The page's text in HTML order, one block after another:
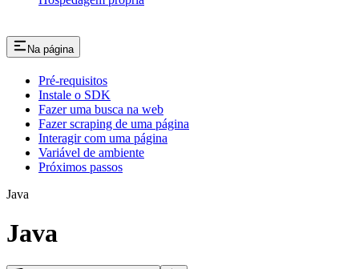
Na página
Pré-requisitos
Instale o SDK
Fazer uma busca na web
Fazer scraping de uma página
Interagir com uma página
Variável de ambiente
Próximos passos
Java
Java